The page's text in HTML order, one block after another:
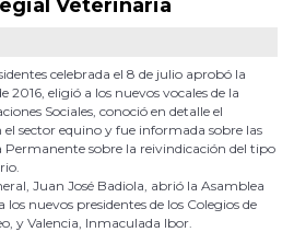
Veterinaria
celebrada el 8 de julio aprobó la
2016, eligió a los nuevos vocales de la
Sociales, conoció en detalle el
el sector equino y fue informada sobre las
Permanente sobre la reivindicación del tipo
Juan José Badiola, abrió la Asamblea
nuevos presidentes de los Colegios de
y Valencia, Inmaculada Ibor.